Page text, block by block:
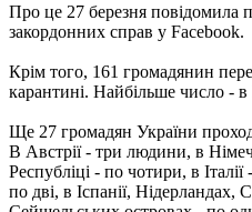
Про це 27 березня повідомила
закордонних справ у Facebook.
Крім того, 161 громадянин
карантині. Найбільше число -
Ще 27 громадян України
В Австрії - три людини, в
Республіці - по чотири, в
по дві, в Іспанії,